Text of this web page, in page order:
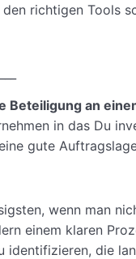
richtigen Tools
Beteiligung an
in das Du
gute
wenn man
einem klaren
identifizieren, die